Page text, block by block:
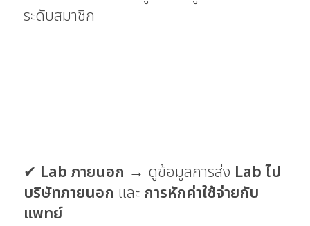
ระดับสมาชิก
✔ Lab ภายนอก → ดูข้อมูลการส่ง Lab ไป
บริษัทภายนอก และ การหักค่าใช้จ่ายกับ
แพทย์